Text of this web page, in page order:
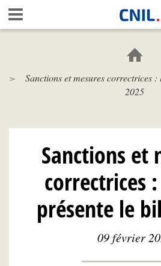
Aller
au
contenu
Sanctions et mesures correctrices
2025
Sanctions et
correctrices
présente le
09 février
Gestion de vos préférences sur les